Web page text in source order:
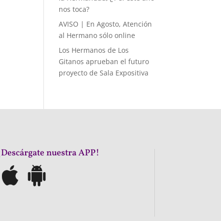
nos toca?
AVISO | En Agosto, Atención
al Hermano sólo online
Los Hermanos de Los
Gitanos aprueban el futuro
proyecto de Sala Expositiva
nuestra APP!